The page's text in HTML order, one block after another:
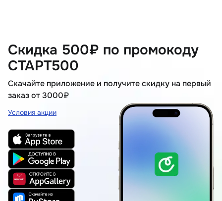
Скидка 500₽ по промокоду
СТАРТ500
Скачайте приложение и получите скидку на первый
заказ от 3000₽
Условия акции